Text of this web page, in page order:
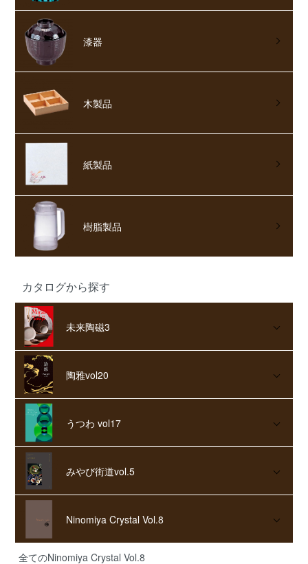
漆器
木製品
紙製品
樹脂製品
カタログから探す
未来陶磁3
陶雅vol20
うつわ vol17
みやび街道vol.5
Ninomiya Crystal Vol.8
全てのNinomiya Crystal Vol.8